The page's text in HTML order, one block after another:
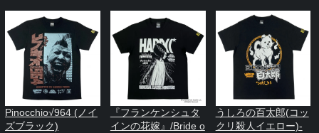
Pinocchio√964 (ノイ
ズブラック)
『フランケンシュタ
インの花嫁』/Bride o
うしろの百太郎(コッ
クリ殺人イエロー)-